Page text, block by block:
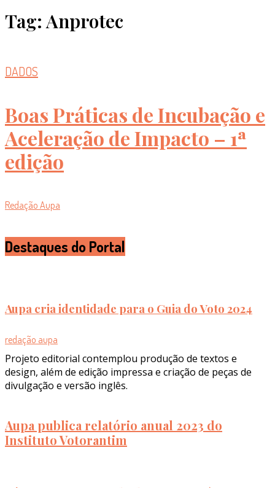
Tag: Anprotec
DADOS
Boas Práticas de Incubação e
Aceleração de Impacto – 1ª
edição
Redação Aupa
Destaques do Portal
Aupa cria identidade para o Guia do Voto 2024
redação aupa
Projeto editorial contemplou produção de textos e
design, além de edição impressa e criação de peças de
divulgação e versão inglês.
Aupa publica relatório anual 2023 do
Instituto Votorantim